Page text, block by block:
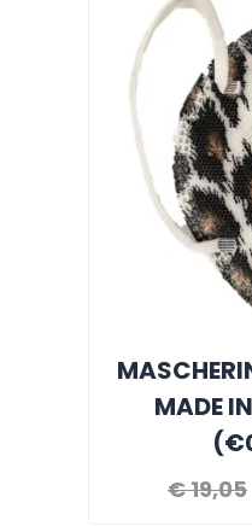
MADE
€19,05